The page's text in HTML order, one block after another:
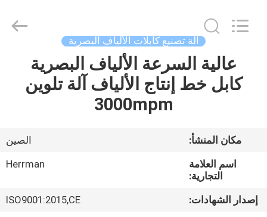
مسكن
معلومات
جولة
Machinery
Co.,ltd.
آلة تصنيع كابلات الألياف البصرية
عالية السرعة الألياف البصرية
كابل خط إنتاج الألياف آلة تلوين
3000mpm
مكان المنشأ:
الصين
اسم العلامة
التجارية:
Herrman
إصدار الشهادات:
ISO9001:2015,CE